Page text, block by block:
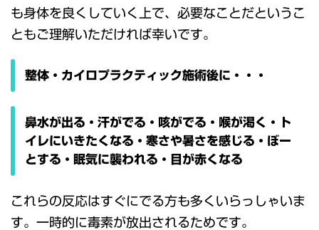
も身体を良くしていく上で、必要なことだというこ
ともご理解いただければ幸いです。
整体・カイロプラクティック施術後に・・・
鼻水が出る・汗がでる・咳がでる・喉が渇く・ト
イレにいきたくなる・寒さや暑さを感じる・ぼー
とする・眠気に襲われる・目が赤くなる
これらの反応はすぐにでる方も多くいらっしゃいま
す。一時的に毒素が放出されるためです。